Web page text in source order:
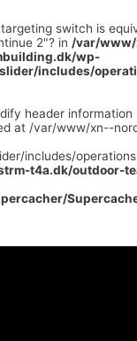
switch is
2"? in /var/
wp-
includes/
header information
at /var/www/xn--
includes/
t4a.dk/outdoor-